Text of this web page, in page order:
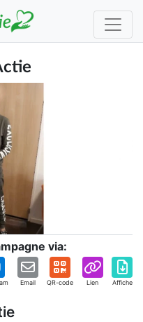
via:
Email QR-code Lien Affiche